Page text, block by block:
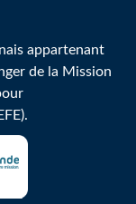
appartenant
de la Mission